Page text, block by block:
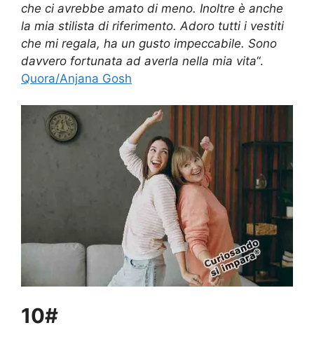
che ci avrebbe amato di meno. Inoltre è anche
la mia stilista di riferimento. Adoro tutti i vestiti
che mi regala, ha un gusto impeccabile. Sono
davvero fortunata ad averla nella mia vita“.
Quora/Anjana Gosh
10#